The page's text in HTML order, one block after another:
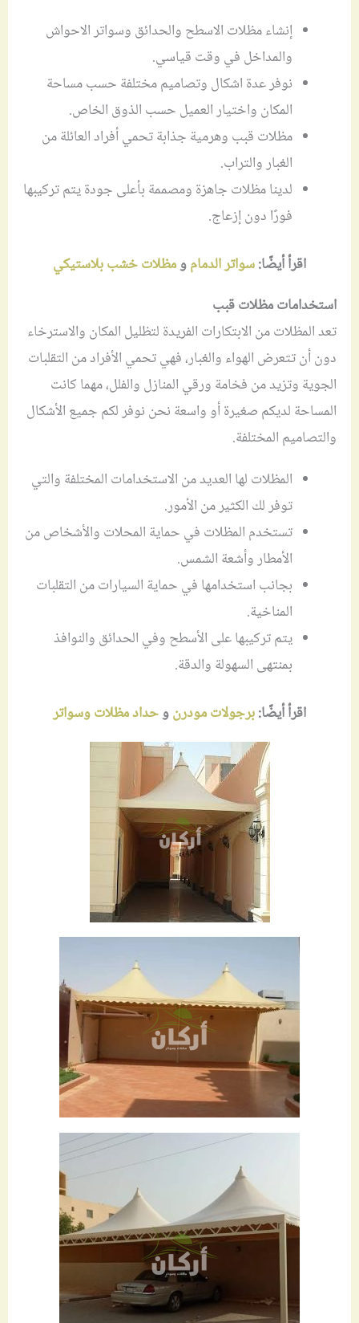
إنشاء مظلات الاسطح والحدائق وسواتر الاحواش
والمداخل في وقت قياسي.
نوفر عدة اشكال وتصاميم مختلفة حسب مساحة
المكان واختيار العميل حسب الذوق الخاص.
مظلات قبب وهرمية جذابة تحمي أفراد العائلة من
الغبار والتراب.
لدينا مظلات جاهزة ومصممة بأعلى جودة يتم تركيبها
فورًا دون إزعاج.
اقرأ أيضًا:سواتر الدمامومظلات خشب بلاستيكي
استخدامات مظلات قبب
تعد المظلات من الابتكارات الفريدة لتظليل المكان والاسترخاء
دون أن تتعرض الهواء والغبار، فهي تحمي الأفراد من التقلبات
الجوية وتزيد من فخامة ورقي المنازل والفلل، مهما كانت
المساحة لديكم صغيرة أو واسعة نحن نوفر لكم جميع الأشكال
والتصاميم المختلفة.
المظلات لها العديد من الاستخدامات المختلفة والتي
توفر لك الكثير من الأمور.
تستخدم المظلات في حماية المحلات والأشخاص من
الأمطار وأشعة الشمس.
بجانب استخدامها في حماية السيارات من التقلبات
المناخية.
يتم تركيبها على الأسطح وفي الحدائق والنوافذ
بمنتهى السهولة والدقة.
اقرأ أيضًا:برجولات مودرنوحداد مظلات وسواتر